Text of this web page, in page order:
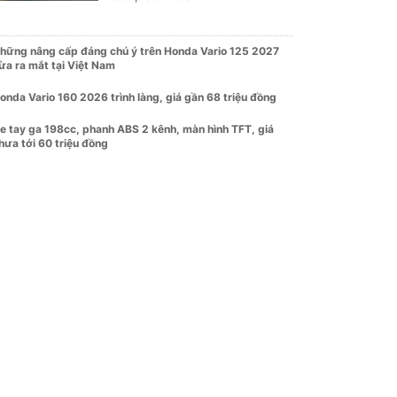
nâng cấp đáng chú ý trên Honda Vario 125 2027
ra mắt tại Việt Nam
Vario 160 2026 trình làng, giá gần 68 triệu đồng
tay ga 198cc, phanh ABS 2 kênh, màn hình TFT, giá
tới 60 triệu đồng